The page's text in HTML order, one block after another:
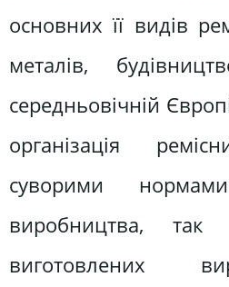
основних її видів
металів,
середньовічній
організація
суворими
виробництва, так
виготовлених